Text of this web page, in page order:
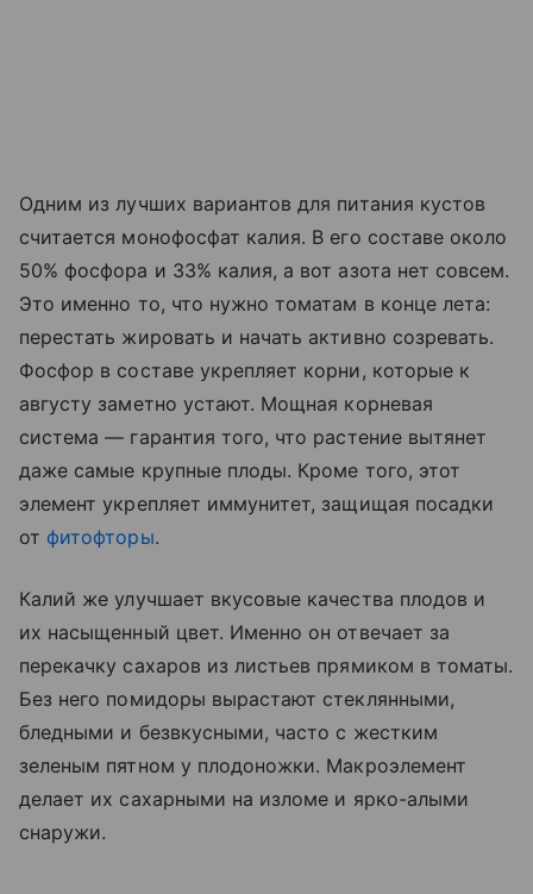
Одним из лучших вариантов для питания кустов
считается монофосфат калия. В его составе около
50% фосфора и 33% калия, а вот азота нет совсем.
Это именно то, что нужно томатам в конце лета:
перестать жировать и начать активно созревать.
Фосфор в составе укрепляет корни, которые к
августу заметно устают. Мощная корневая
система — гарантия того, что растение вытянет
даже самые крупные плоды. Кроме того, этот
элемент укрепляет иммунитет, защищая посадки
от фитофторы.
Калий же улучшает вкусовые качества плодов и
их насыщенный цвет. Именно он отвечает за
перекачку сахаров из листьев прямиком в томаты.
Без него помидоры вырастают стеклянными,
бледными и безвкусными, часто с жестким
зеленым пятном у плодоножки. Макроэлемент
делает их сахарными на изломе и ярко-алыми
снаружи.